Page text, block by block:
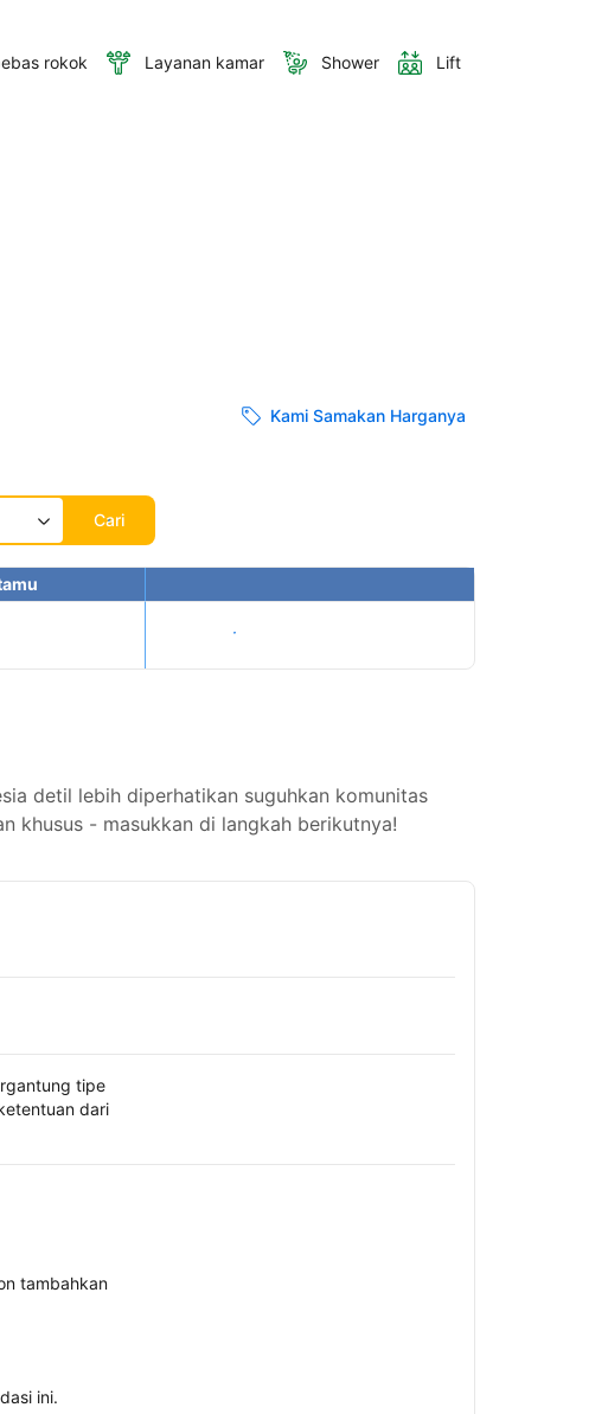
rokok Layanan kamar Shower Lift
Kami Samakan Harganya
Cari
Tampilkan harga
detil lebih diperhatikan suguhkan komunitas
khusus - masukkan di langkah berikutnya!
tipe
dari
tambahkan
ini.